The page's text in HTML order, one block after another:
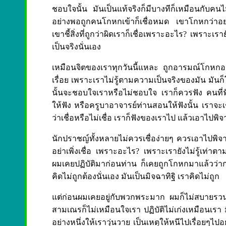
ชอบใจนั้น มันเป็นแท้จริงก็มีบางทีก็เหมือนกับคน
อย่างพอถูกคนโกหกเข้าก็เชื่อหมด เขาโกหกว่าอ
เขาชี้สิ่งที่ถูกว่าผิดเราก็เชื่อเพราะอะไร? เพราะเ
เป็นจริงนั่นเอง
เหมือนจิตของเราทุกวันนี้แหละ ถูกอารมณ์โกหก
เรื่อย เพราะเราไม่รู้ตามความเป็นจริงของมัน มั
นั้นจะชอบใจเราหรือไม่ชอบใจ เราก็ควรฟัง คน
ให้ฟัง หรือครูบาอาจารย์ท่านสอนให้ฟังนั้น เราจะ
ว่าเชื่อหรือไม่เชื่อ เราก็ฟังของเราไป แล้วเอาไ
นักปราชญ์ทั้งหลายไม่ควรเชื่อง่ายๆ ควรเอาไปพิ
อย่าเพิ่งเชื่อ เพราะอะไร? เพราะเรายังไม่รู้เท่
ผมเคยปฏิบัติมาก่อนท่าน ก็เคยถูกโกหกมาแล้วว่
คิดไม่ถูกต้องนั่นเอง มันเป็นมิจฉาทิฐิ เราคิดไม่ถูก
แต่ก่อนผมเคยอยู่กับพวกพระมาก ผมก็ไม่สบายร
สามเณรก็ไม่เหมือนใจเรา ปฏิบัติไม่เก่งเหมือนเ
อย่างหนึ่งให้เราวุ่นวาย เป็นเหตุให้หนีไปเรื่อยๆไ